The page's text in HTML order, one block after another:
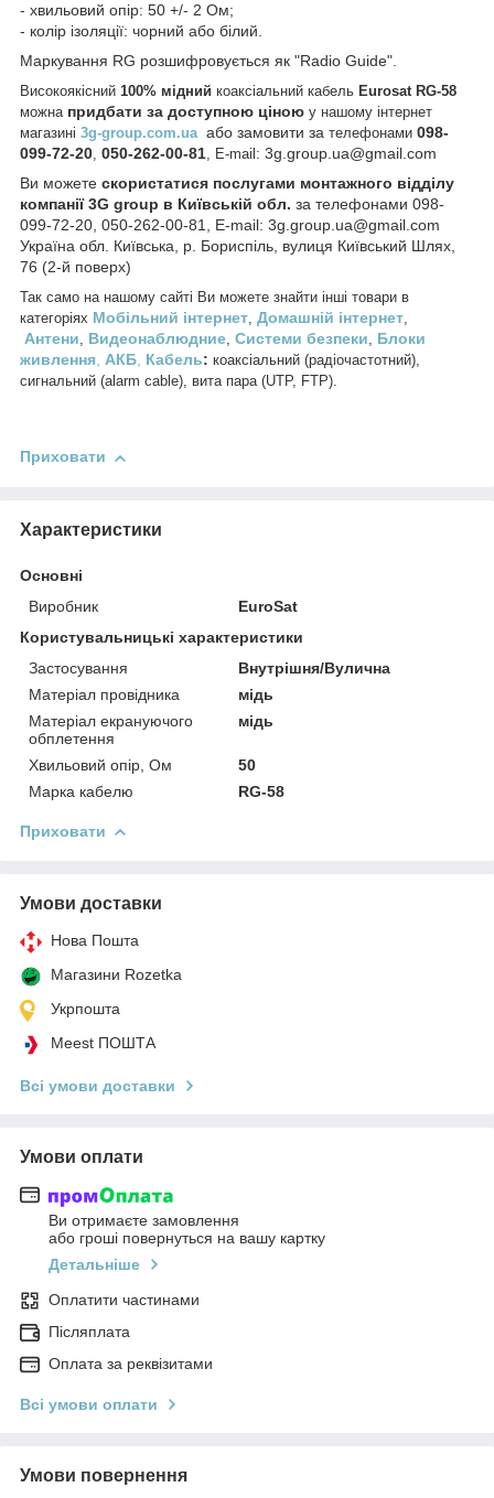
- хвильовий опір: 50 +/- 2 Ом;
- колір ізоляції: чорний або білий.
Маркування RG розшифровується як "Radio Guide".
Високоякісний 100% мідний коаксіальний кабель Eurosat RG-58
можнапридбати за доступною ціною у нашому інтернет
магазині 3g-group.com.ua або замовити за телефонами 098-
099-72-20, 050-262-00-81, E-mail: 3g.group.ua@gmail.com
Ви можете скористатися послугами монтажного відділу
компанії 3G group в Київській обл. за телефонами 098-
099-72-20, 050-262-00-81, E-mail: 3g.group.ua@gmail.com
Україна обл. Київська, р. Бориспіль, вулиця Київський Шлях,
76 (2-й поверх)
Так само на нашому сайті Ви можете знайти інші товари в
категоріях Мобільний інтернет, Домашній інтернет,
Антени, Видеонаблюдние, Системи безпеки, Блоки
живлення, АКБ, Кабель: коаксіальний (радіочастотний),
сигнальний (alarm cable), вита пара (UTP, FTP).
Приховати
Характеристики
Основні
Виробник
EuroSat
Користувальницькі характеристики
Застосування
Внутрішня/Вулична
Матеріал провідника
мідь
Матеріал екрануючого
обплетення
мідь
Хвильовий опір, Ом
50
Марка кабелю
RG-58
Приховати
Умови доставки
Нова Пошта
Магазини Rozetka
Укрпошта
Meest ПОШТА
Всі умови доставки
Умови оплати
Ви отримаєте замовлення
або гроші повернуться на вашу картку
Детальніше
Оплатити частинами
Післяплата
Оплата за реквізитами
Всі умови оплати
Умови повернення